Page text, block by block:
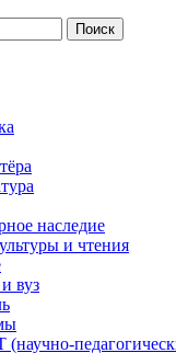
наследие
и чтения
вуз